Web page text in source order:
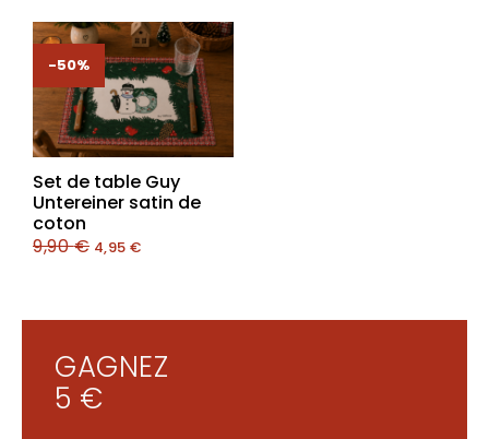
-50%
-50%
Set de table Guy
Untereiner satin de
coton
9,90€ 4,95 €
GAGNEZ
5 €